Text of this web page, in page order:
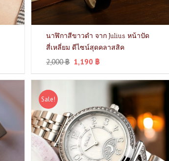
นาฬิกาสีขาวดำ จาก Julius หน้าปัด
สี่เหลี่ยม ดีไซน์สุดคลาสสิค
2,000฿ 1,190 ฿
Sale!